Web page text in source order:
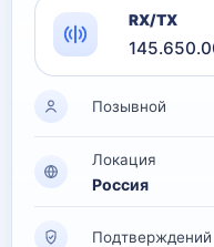
RX/TX
Позывной
Локация
Россия
Подтверждений